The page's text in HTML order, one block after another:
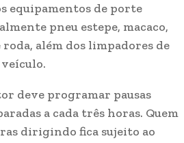
equipamentos de porte
pneu estepe, macaco,
além dos limpadores de
deve programar pausas
a cada três horas. Quem
dirigindo fica sujeito ao